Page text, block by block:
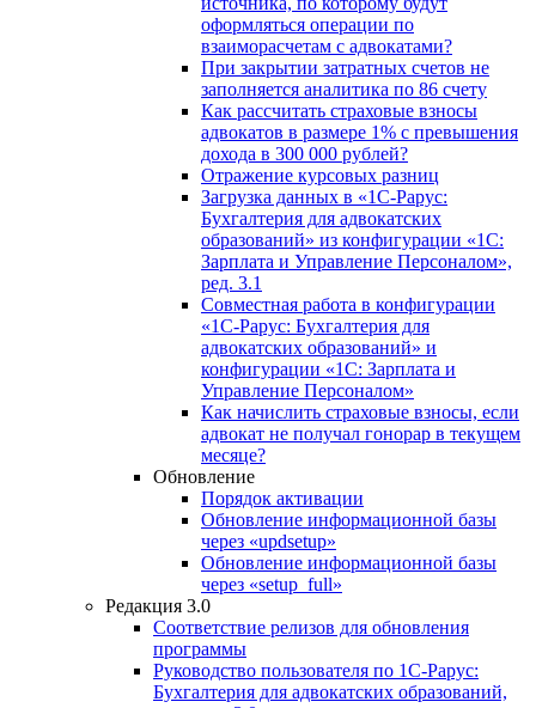
оформляться операции по
взаиморасчетам с адвокатами?
При закрытии затратных счетов не
заполняется аналитика по 86 счету
Как рассчитать страховые взносы
адвокатов в размере 1% с превышения
дохода в 300 000 рублей?
Отражение курсовых разниц
Загрузка данных в «1С-Рарус:
Бухгалтерия для адвокатских
образований» из конфигурации «1С:
Зарплата и Управление Персоналом»,
ред. 3.1
Совместная работа в конфигурации
«1С-Рарус: Бухгалтерия для
адвокатских образований» и
конфигурации «1С: Зарплата и
Управление Персоналом»
Как начислить страховые взносы, если
адвокат не получал гонорар в текущем
месяце?
Обновление
Порядок активации
Обновление информационной базы
через «updsetup»
Обновление информационной базы
через «setup_full»
Редакция 3.0
Соответствие релизов для обновления
программы
Руководство пользователя по 1С-Рарус:
Бухгалтерия для адвокатских образований,